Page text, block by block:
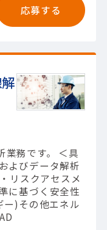
応募する
業務です。 ＜具
よびデータ解析
リスクアセスメ
に基づく安全性
)その他エネル